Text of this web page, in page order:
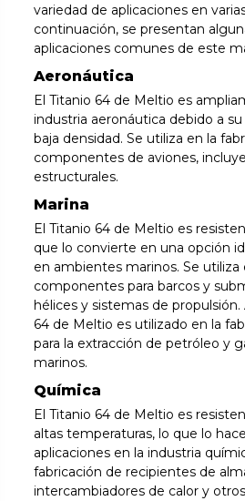
variedad de aplicaciones en
continuación, se presentan
aplicaciones comunes de este
Aeronáutica
El Titanio 64 de Meltio es
industria aeronáutica debido a
baja densidad. Se utiliza en la
componentes de aviones,
estructurales.
Marina
El Titanio 64 de Meltio es
que lo convierte en una opción
en ambientes marinos. Se utiliza
componentes para barcos y
hélices y sistemas de propulsión.
64 de Meltio es utilizado en la
para la extracción de petróleo y
marinos.
Química
El Titanio 64 de Meltio es
altas temperaturas, lo que lo
aplicaciones en la industria
fabricación de recipientes de
intercambiadores de calor y